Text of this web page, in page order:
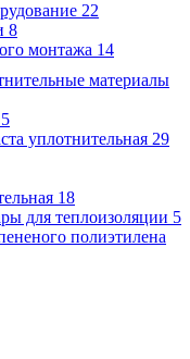
22
8
монтажа 14
материалы
5
уплотнительная 29
18
для теплоизоляции 5
полиэтилена